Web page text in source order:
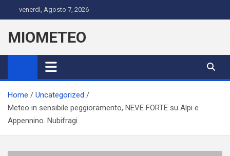
to
content
venerdì, Agosto 7, 2026
MIOMETEO
Home
Uncategorized
Meteo in sensibile peggioramento, NEVE FORTE su Alpi e
Appennino. Nubifragi